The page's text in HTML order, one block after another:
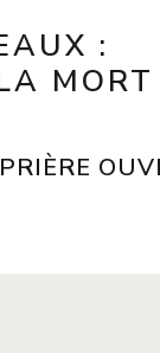
:
MORT